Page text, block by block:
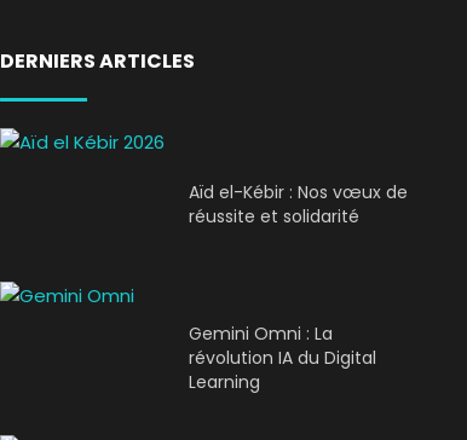
DERNIERS ARTICLES
Aïd el-Kébir : Nos vœux de
réussite et solidarité
Gemini Omni : La
révolution IA du Digital
Learning